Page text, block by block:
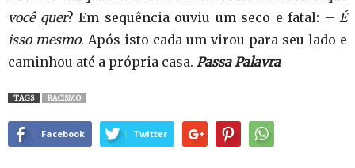
você quer? Em sequência ouviu um seco e fatal: – É
isso mesmo. Após isto cada um virou para seu lado e
caminhou até a própria casa. Passa Palavra
TAGS RACISMO
Facebook Twitter